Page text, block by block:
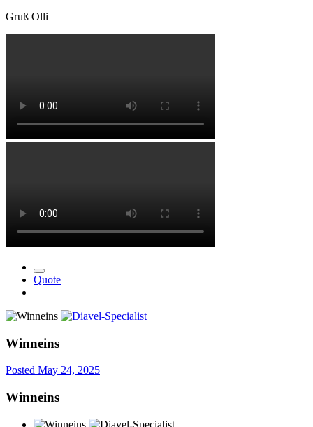
Gruß Olli
Quote
Winneins
Posted May 24, 2025
Winneins